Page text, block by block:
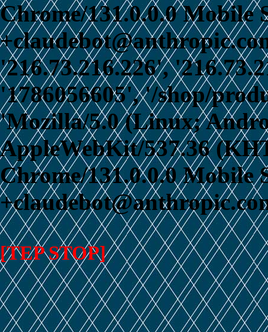
Chrome/131.0.0.0 Mobile
'216.73.216.226',
'1786056605', '/shop/
'Mozilla/5.0 (Linux;
AppleWebKit/537.36
Chrome/131.0.0.0 Mobile
[TEP STOP]